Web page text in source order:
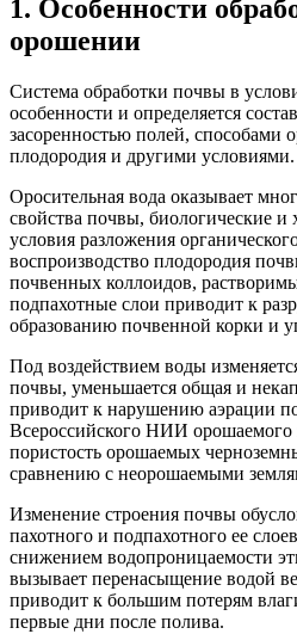
1. Особенности
орошении
Система обработки почвы в
особенности и определяется
засоренностью полей, способами
плодородия и другими условиями.
Оросительная вода оказывает
свойства почвы, биологические и
условия разложения
воспроизводство плодородия
почвенных коллоидов,
подпахотные слои приводит к
образованию почвенной корки и
Под воздействием воды
почвы, уменьшается общая и
приводит к нарушению аэрации
Всероссийского НИИ орошаемого
пористость орошаемых
сравнению с неорошаемыми
Изменение строения почвы
пахотного и подпахотного ее
снижением водопроницаемости
вызывает перенасыщение водой
приводит к большим потерям
первые дни после полива.